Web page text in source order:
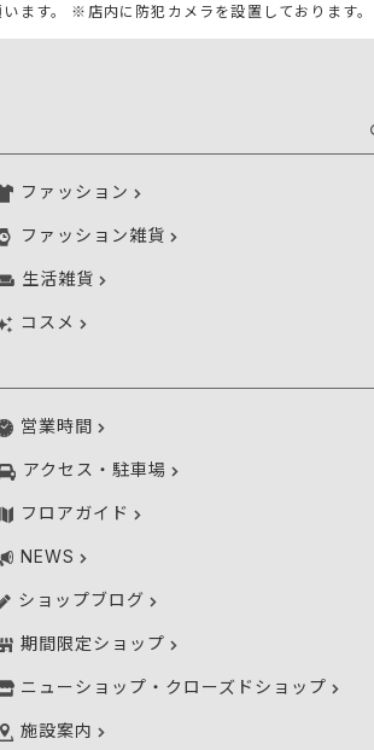
ます。 ※店内に防犯カメラを設置しております。
ファッション
ファッション雑貨
生活雑貨
コスメ
営業時間
アクセス・駐車場
フロアガイド
NEWS
ショップブログ
期間限定ショップ
ニューショップ・ クローズドショップ
施設案内